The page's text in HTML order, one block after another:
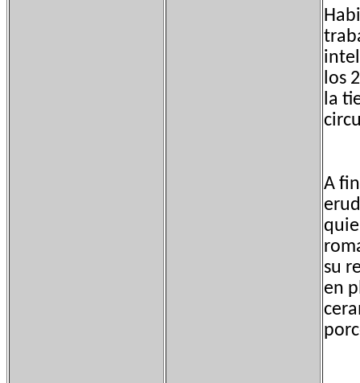
los
la
A
su
en